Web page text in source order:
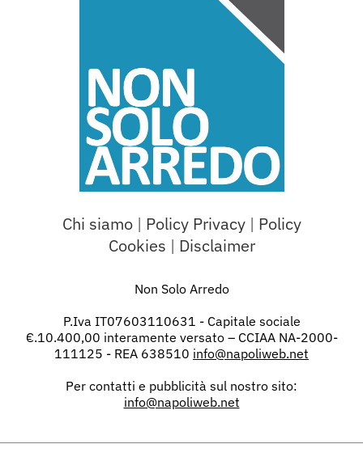
Chi siamo| Policy Privacy| Policy
Cookies | Disclaimer
Non Solo Arredo
P.Iva IT07603110631 - Capitale sociale
€.10.400,00 interamente versato – CCIAA NA-2000-
111125 - REA 638510 info@napoliweb.net
Per contatti e pubblicità sul nostro sito:
info@napoliweb.net